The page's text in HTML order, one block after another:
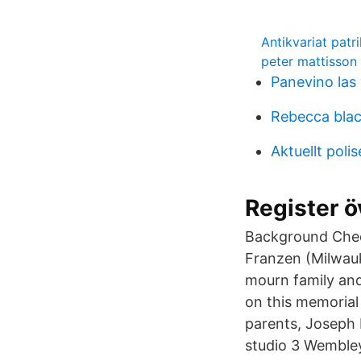
Antikvariat
peter mattisson
Panevino las
Rebecca
Aktuellt
Register
Background
Franzen
mourn family
on this
parents, Joseph
studio 3